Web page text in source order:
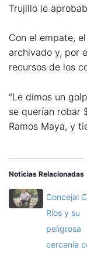
Trujillo le
Con el empate,
archivado y, por
recursos de los
“Le dimos un
se querían robar
Ramos Maya, y
Noticias Relacionadas
Concejal
Ríos y su
peligrosa
cercanía